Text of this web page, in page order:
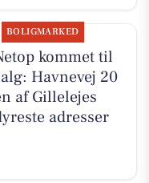
BOLIGMARKED
kommet til
Havnevej 20
af Gillelejes
adresser